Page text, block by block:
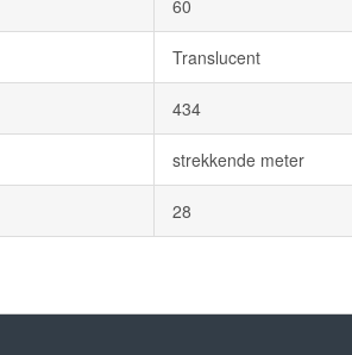
60
Translucent
434
strekkende meter
28